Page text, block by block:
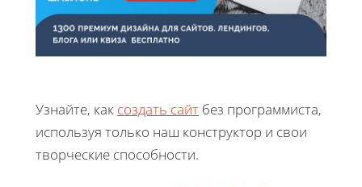
Узнайте, как создать сайт без программиста,
используя только наш конструктор и свои
творческие способности.